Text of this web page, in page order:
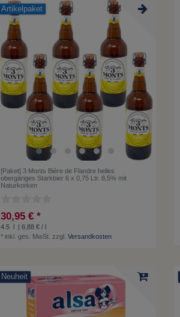
Artikelpaket
[Paket] 3 Monts Bière de Flandre helles
obergäriges Starkbier 6 x 0,75 Ltr. 8,5% mit
Naturkorken
30,95 € *
4.5
| 6,88 € / l
* inkl. ges. MwSt. zzgl.Versandkosten
Neuheit